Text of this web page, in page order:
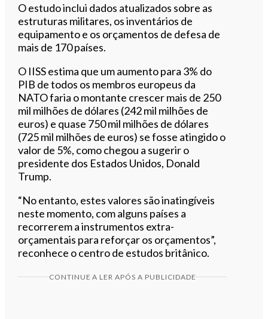
O estudo inclui dados atualizados sobre as
estruturas militares, os inventários de
equipamento e os orçamentos de defesa de
mais de 170 países.
O IISS estima que um aumento para 3% do
PIB de todos os membros europeus da
NATO faria o montante crescer mais de 250
mil milhões de dólares (242 mil milhões de
euros) e quase 750 mil milhões de dólares
(725 mil milhões de euros) se fosse atingido o
valor de 5%, como chegou a sugerir o
presidente dos Estados Unidos, Donald
Trump.
“No entanto, estes valores são inatingíveis
neste momento, com alguns países a
recorrerem a instrumentos extra-
orçamentais para reforçar os orçamentos”,
reconhece o centro de estudos britânico.
CONTINUE A LER APÓS A PUBLICIDADE